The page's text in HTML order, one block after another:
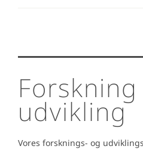
udvikling
Vores forsknings- og